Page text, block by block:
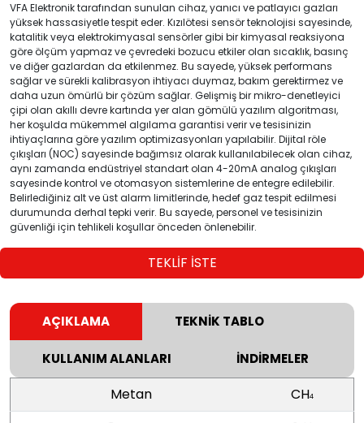
VFA Elektronik tarafından sunulan cihaz, yanıcı ve patlayıcı gazları
yüksek hassasiyetle tespit eder. Kızılötesi sensör teknolojisi sayesinde,
katalitik veya elektrokimyasal sensörler gibi bir kimyasal reaksiyona
göre ölçüm yapmaz ve çevredeki bozucu etkiler olan sıcaklık, basınç
ve diğer gazlardan da etkilenmez. Bu sayede, yüksek performans
sağlar ve sürekli kalibrasyon ihtiyacı duymaz, bakım gerektirmez ve
daha uzun ömürlü bir çözüm sağlar. Gelişmiş bir mikro-denetleyici
çipi olan akıllı devre kartında yer alan gömülü yazılım algoritması,
her koşulda mükemmel algılama garantisi verir ve tesisinizin
ihtiyaçlarına göre yazılım optimizasyonları yapılabilir. Dijital röle
çıkışları (NOC) sayesinde bağımsız olarak kullanılabilecek olan cihaz,
aynı zamanda endüstriyel standart olan 4-20mA analog çıkışları
sayesinde kontrol ve otomasyon sistemlerine de entegre edilebilir.
Belirlediğiniz alt ve üst alarm limitlerinde, hedef gaz tespit edilmesi
durumunda derhal tepki verir. Bu sayede, personel ve tesisinizin
güvenliği için tehlikeli koşullar önceden önlenebilir.
TEKLİF İSTE
AÇIKLAMA TEKNİK TABLO
KULLANIM ALANLARI İNDİRMELER
Metan CH4